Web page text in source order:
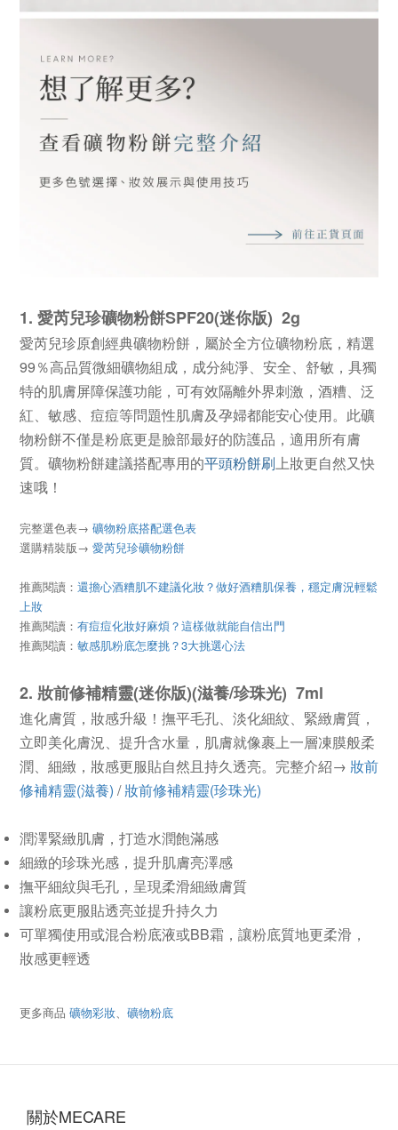
1. 愛芮兒珍礦物粉餅SPF20(迷你版) 2g
愛芮兒珍原創經典礦物粉餅，屬於全方位礦物粉底，精選
99％高品質微細礦物組成，成分純淨、安全、舒敏，具獨
特的肌膚屏障保護功能，可有效隔離外界刺激，酒糟、泛
紅、敏感、痘痘等問題性肌膚及孕婦都能安心使用。此礦
物粉餅不僅是粉底更是臉部最好的防護品，適用所有膚
質。礦物粉餅建議搭配專用的平頭粉餅刷上妝更自然又快
速哦！
完整選色表→ 礦物粉底搭配選色表
選購精裝版→ 愛芮兒珍礦物粉餅
推薦閱讀： 還擔心酒糟肌不建議化妝？做好酒糟肌保養，穩定膚況輕鬆
上妝
推薦閱讀： 有痘痘化妝好麻煩？這樣做就能自信出門
推薦閱讀： 敏感肌粉底怎麼挑？3大挑選心法
2. 妝前修補精靈(迷你版)(滋養/珍珠光) 7ml
進化膚質，妝感升級！撫平毛孔、淡化細紋、緊緻膚質，
立即美化膚況、提升含水量，肌膚就像裹上一層凍膜般柔
潤、細緻，妝感更服貼自然且持久透亮。完整介紹→ 妝前
修補精靈(滋養) /妝前修補精靈(珍珠光)
潤澤緊緻肌膚，打造水潤飽滿感
細緻的珍珠光感，提升肌膚亮澤感
撫平細紋與毛孔，呈現柔滑細緻膚質
讓粉底更服貼透亮並提升持久力
可單獨使用或混合粉底液或BB霜，讓粉底質地更柔滑，
妝感更輕透
更多商品 礦物彩妝、 礦物粉底
‎關於MECARE‎